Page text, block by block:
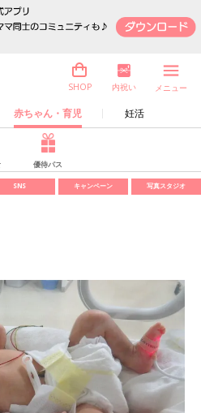
赤ちゃん・育児 妊活
SHOP 内祝い メニュー
優待パス
SNS キャンペーン 写真スタジオ